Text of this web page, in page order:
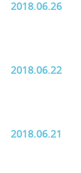
2018.06.26
2018.06.22
2018.06.21